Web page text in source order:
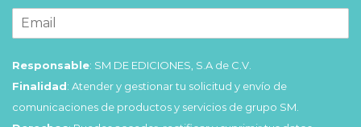
Responsable: SM DE EDICIONES, S.A de C.V.
Finalidad: Atender y gestionar tu solicitud y envío de
comunicaciones de productos y servicios de grupo SM.